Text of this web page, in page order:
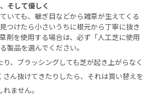
そして優しく
いても、継ぎ目などから雑草が生えてくる
つけたら小さいうちに根元から丁寧に抜き
剤を使用する場合は、必ず「人工芝に使用
製品を選んでください。
、ブラッシングしても芝が起き上がらなく
さん抜けてきたりしたら、それは買い替えを
ません。